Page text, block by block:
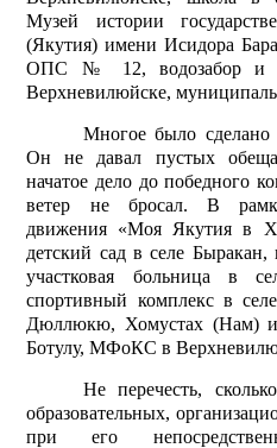
Музей истории
(Якутия) имени Исидора
ОПС № 12, водозабор и
Верхневилюйске,
Многое было сделано
Он не давал пустых
начатое дело до победного
ветер не бросал. В
движения «Моя Якутия в
детский сад в селе
участковая больница в
спортивный комплекс в
Дюллюкю, Хомустах (Нам) и
Ботулу, МФоКС в
Не перечесть,
образовательных,
при его